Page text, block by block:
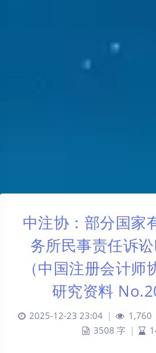
中注协：部分国家
务所民事责任诉
（中国注册会计师
研究资料
2025-12-23 23:04 | 1,760
3508 字 |